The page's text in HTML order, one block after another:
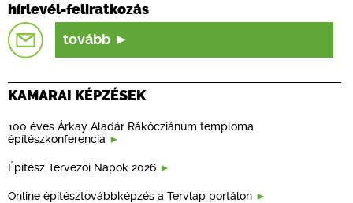
hírlevél-feliratkozás
tovább
KAMARAI KÉPZÉSEK
100 éves Árkay Aladár Rákócziánum temploma
építészkonferencia
Építész Tervezői Napok 2026
Online építésztovábbképzés a Tervlap portálon